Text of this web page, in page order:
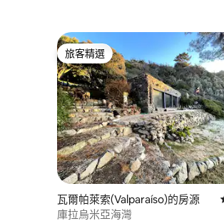
旅客精選
旅客精選
瓦爾帕萊索(Valparaíso)的房源
庫拉烏米亞海灣